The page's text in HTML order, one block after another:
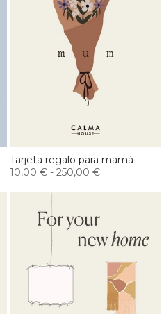
Tarjeta regalo para mamá
10,00 € - 250,00 €